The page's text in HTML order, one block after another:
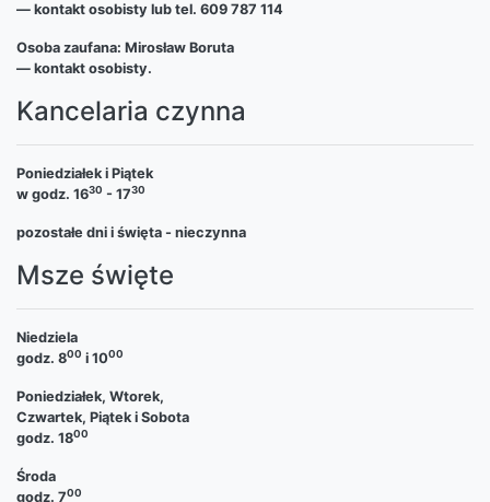
— kontakt osobisty lub tel. 609 787 114
Osoba zaufana: Mirosław Boruta
— kontakt osobisty.
Kancelaria czynna
Poniedziałek i Piątek
w godz. 1630 - 1730
pozostałe dni i święta - nieczynna
Msze święte
Niedziela
godz. 800 i 1000
Poniedziałek, Wtorek,
Czwartek, Piątek i Sobota
godz. 1800
Środa
godz. 700